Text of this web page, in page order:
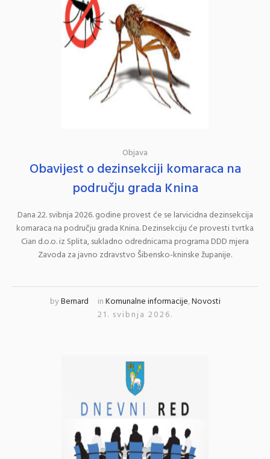
Objava
Obavijest o dezinsekciji komaraca na
području grada Knina
Dana 22. svibnja 2026. godine provest će se larvicidna dezinsekcija
komaraca na području grada Knina. Dezinsekciju će provesti tvrtka
Cian d.o.o. iz Splita, sukladno odrednicama programa DDD mjera
Zavoda za javno zdravstvo Šibensko-kninske županije.
byBernard inKomunalne informacije,Novosti
21. svibnja 2026.